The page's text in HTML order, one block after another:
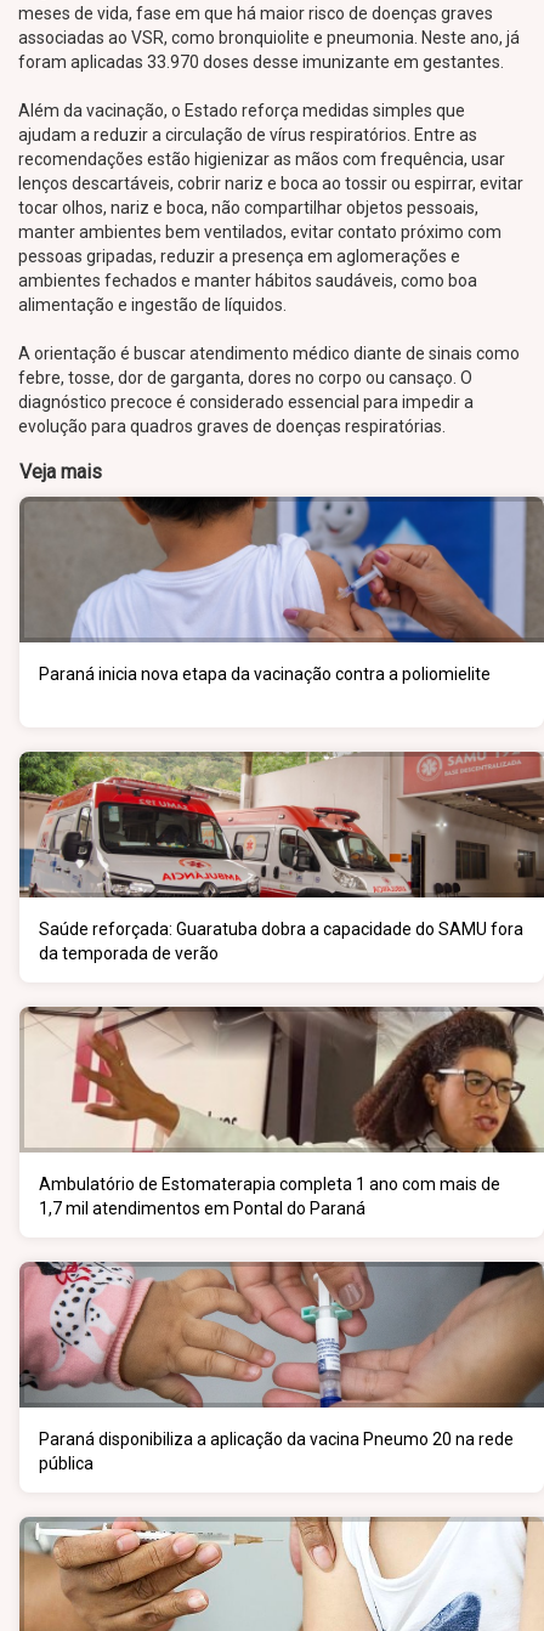
meses de vida, fase em que há maior risco de doenças graves
associadas ao VSR, como bronquiolite e pneumonia. Neste ano, já
foram aplicadas 33.970 doses desse imunizante em gestantes.
Além da vacinação, o Estado reforça medidas simples que
ajudam a reduzir a circulação de vírus respiratórios. Entre as
recomendações estão higienizar as mãos com frequência, usar
lenços descartáveis, cobrir nariz e boca ao tossir ou espirrar, evitar
tocar olhos, nariz e boca, não compartilhar objetos pessoais,
manter ambientes bem ventilados, evitar contato próximo com
pessoas gripadas, reduzir a presença em aglomerações e
ambientes fechados e manter hábitos saudáveis, como boa
alimentação e ingestão de líquidos.
A orientação é buscar atendimento médico diante de sinais como
febre, tosse, dor de garganta, dores no corpo ou cansaço. O
diagnóstico precoce é considerado essencial para impedir a
evolução para quadros graves de doenças respiratórias.
Veja mais
Paraná inicia nova etapa da vacinação contra a poliomielite
Saúde reforçada: Guaratuba dobra a capacidade do SAMU fora
da temporada de verão
Ambulatório de Estomaterapia completa 1 ano com mais de
1,7 mil atendimentos em Pontal do Paraná
Paraná disponibiliza a aplicação da vacina Pneumo 20 na rede
pública